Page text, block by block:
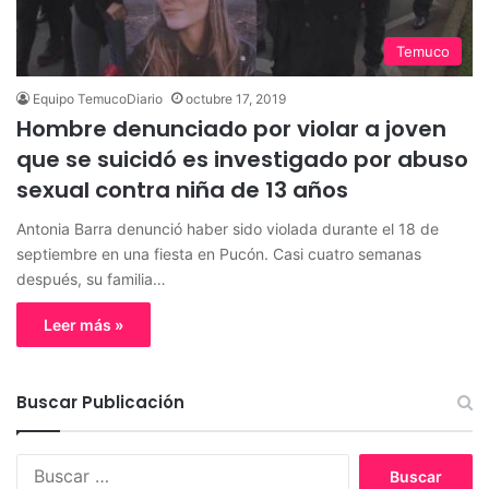
Temuco
Equipo TemucoDiario octubre 17, 2019
Hombre denunciado por violar a joven
que se suicidó es investigado por abuso
sexual contra niña de 13 años
Antonia Barra denunció haber sido violada durante el 18 de
septiembre en una fiesta en Pucón. Casi cuatro semanas
después, su familia…
Leer más »
Buscar Publicación